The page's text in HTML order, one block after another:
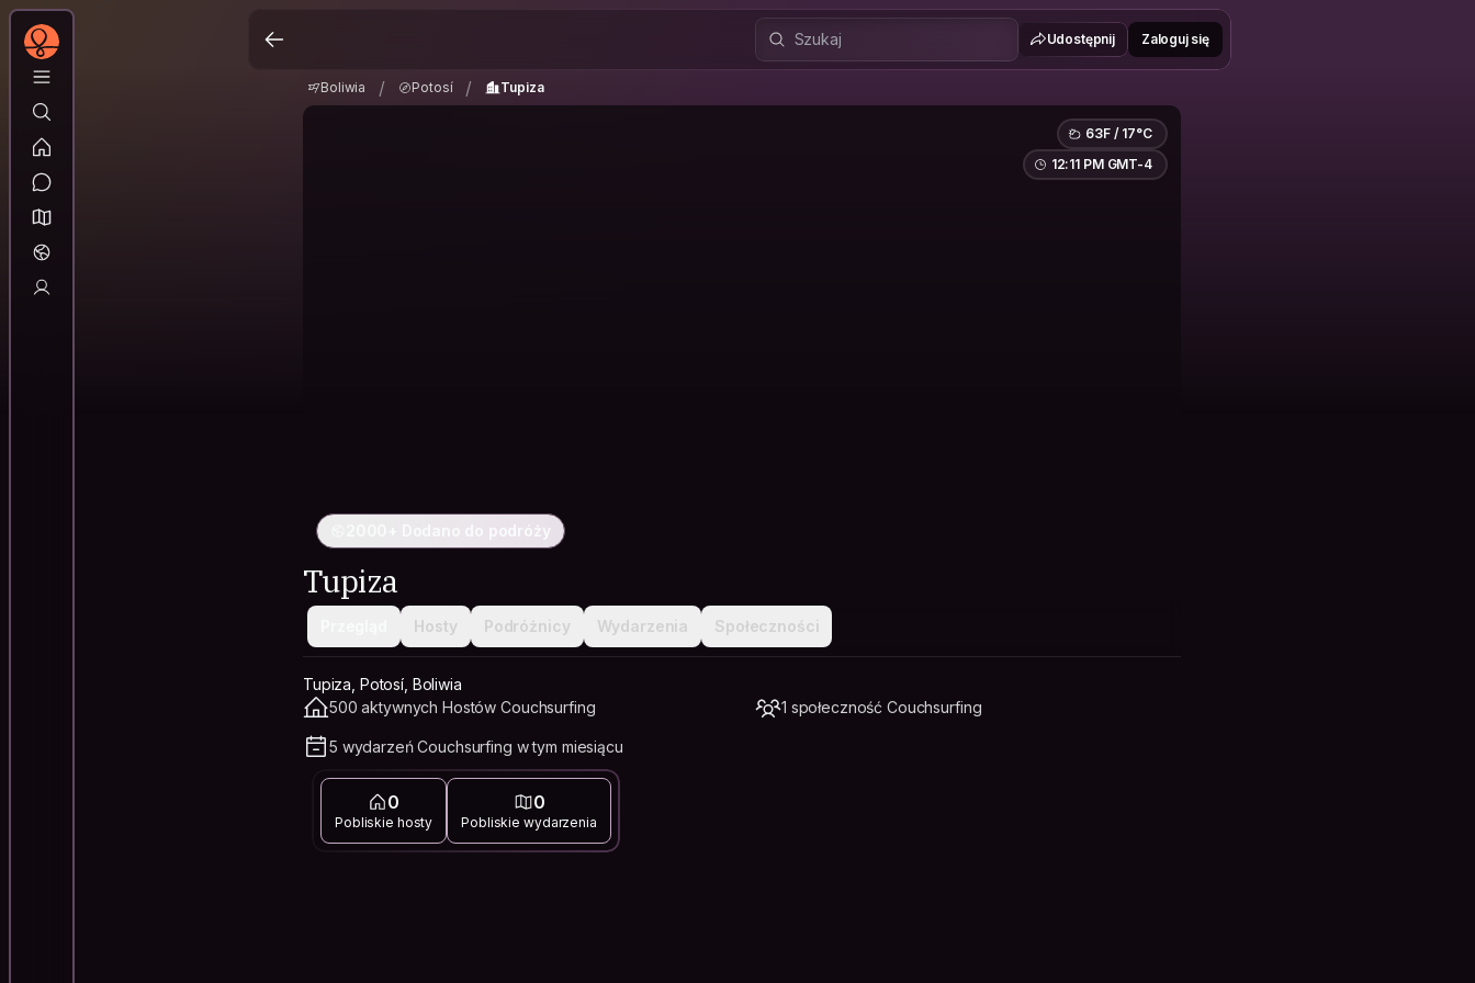
Udostępnij Zaloguj się
Boliwia / Potosí / Tupiza
63F / 17°C
12:11 PM GMT-4
2000+ Dodano do podróży
Tupiza
Hosty Podróżnicy Wydarzenia Społeczności
Tupiza, Potosí, Boliwia
500 aktywnych Hostów Couchsurfing
1 społeczność Couchsurfing
5 wydarzeń Couchsurfing w tym miesiącu
0
Pobliskie hosty
0
Pobliskie wydarzenia